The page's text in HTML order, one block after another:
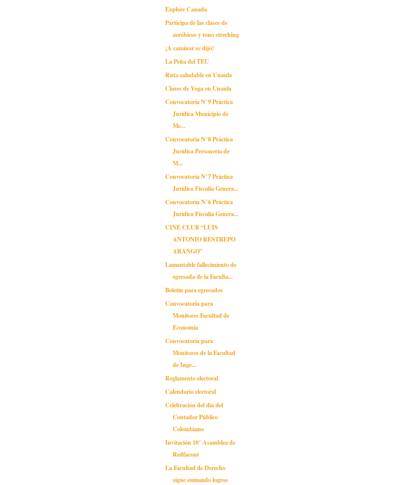
Explore Canada
Participa de las clases de
aeróbicos y tono streching
¡A caminar se dijo!
La Peña del TEU
Ruta saludable en Unaula
Clases de Yoga en Unaula
Convocatoria N°9 Práctica
Jurídica Municipio de
Me...
Convocatoria N°8 Práctica
Jurídica Personería de
M...
Convocatoria N°7 Práctica
Jurídica Fiscalía Genera...
Convocatoria N°6 Práctica
Jurídica Fiscalía Genera...
CINE CLUB “LUIS
ANTONIO RESTREPO
ARANGO”
Lamentable fallecimiento de
egresada de la Faculta...
Boletín para egresados
Convocatoria para
Monitores Facultad de
Economía
Convocatoria para
Monitores de la Facultad
de Inge...
Reglamento electoral
Calendario electoral
Celebración del día del
Contador Público
Colombiano
Invitación 10° Asamblea de
Redfacont
La Facultad de Derecho
sigue sumando logros